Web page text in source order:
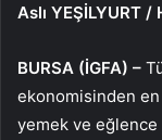
Aslı YEŞİLYURT /
BURSA (İGFA) –
ekonomisinden
yemek ve